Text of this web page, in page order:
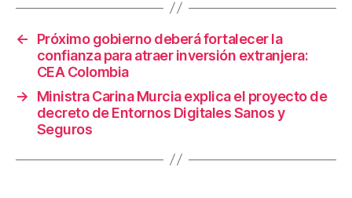
o
k
←
Próximo gobierno deberá fortalecer la
confianza para atraer inversión extranjera:
CEA Colombia
→
Ministra Carina Murcia explica el proyecto de
decreto de Entornos Digitales Sanos y
Seguros